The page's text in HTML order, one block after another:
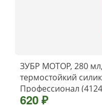
ЗУБР МОТОР, 280
термостойкий
Профессионал
620 ₽